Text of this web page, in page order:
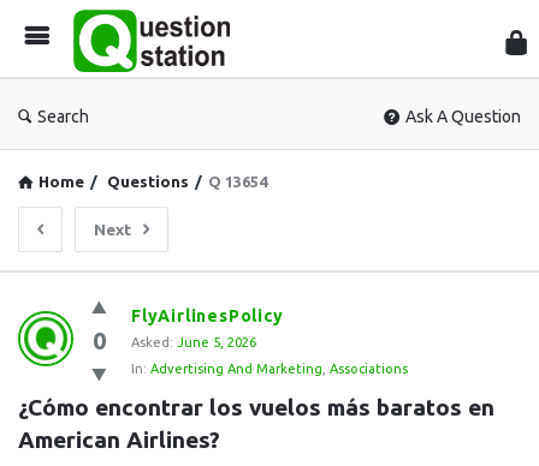
Search Ask A Question
Home / Questions / Q 13654
Next
Question
Station
Latest
Questions
0
FlyAirlinesPolicy
Asked: June 5, 2026
In: Advertising And Marketing Associations
¿Cómo encontrar los vuelos más baratos en
American Airlines?